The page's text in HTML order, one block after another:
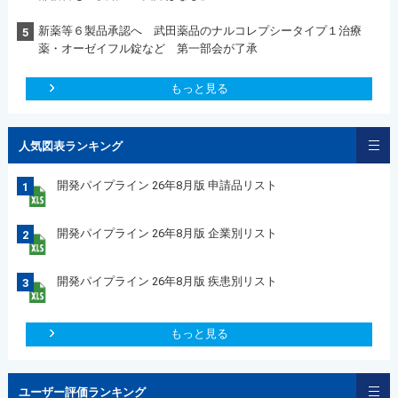
5
新薬等６製品承認へ 武田薬品のナルコレプシータイプ１治療
薬・オーゼイフル錠など 第一部会が了承
もっと見る
人気図表ランキング
1 開発パイプライン 26年8月版 申請品リスト
2 開発パイプライン 26年8月版 企業別リスト
3 開発パイプライン 26年8月版 疾患別リスト
もっと見る
ユーザー評価ランキング